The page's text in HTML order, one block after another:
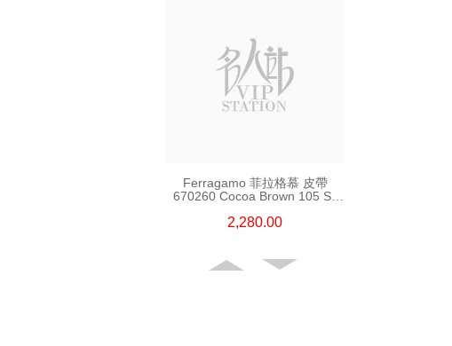
Ferragamo 菲拉格慕 皮帶
670260 Cocoa Brown 105 Ss
2,280.00